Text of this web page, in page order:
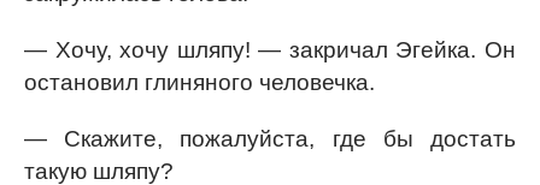
— Хочу, хочу шляпу! — закричал Эгейка. Он
остановил глиняного человечка.
— Скажите, пожалуйста, где бы достать
такую шляпу?